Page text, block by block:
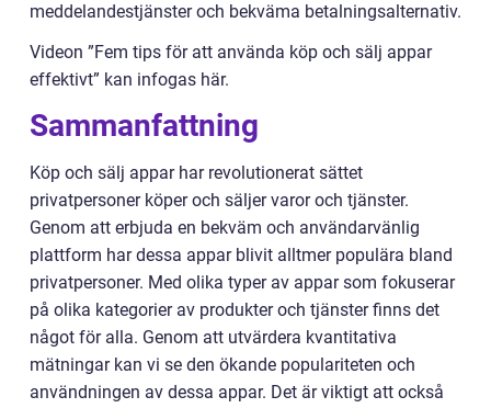
meddelandestjänster och bekväma betalningsalternativ.
Videon ”Fem tips för att använda köp och sälj appar
effektivt” kan infogas här.
Sammanfattning
Köp och sälj appar har revolutionerat sättet
privatpersoner köper och säljer varor och tjänster.
Genom att erbjuda en bekväm och användarvänlig
plattform har dessa appar blivit alltmer populära bland
privatpersoner. Med olika typer av appar som fokuserar
på olika kategorier av produkter och tjänster finns det
något för alla. Genom att utvärdera kvantitativa
mätningar kan vi se den ökande populariteten och
användningen av dessa appar. Det är viktigt att också